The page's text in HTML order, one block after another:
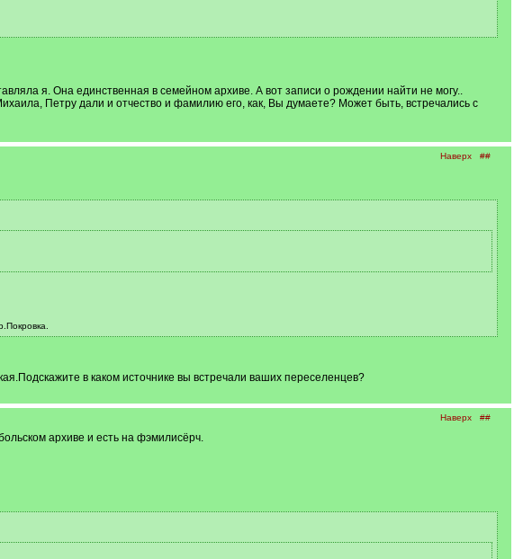
я. Она единственная в семейном архиве. А вот записи о рождении найти не могу..
Петру дали и отчество и фамилию его, как, Вы думаете? Может быть, встречались с
Наверх ##
в каком источнике вы встречали ваших переселенцев?
Наверх ##
архиве и есть на фэмилисёрч.